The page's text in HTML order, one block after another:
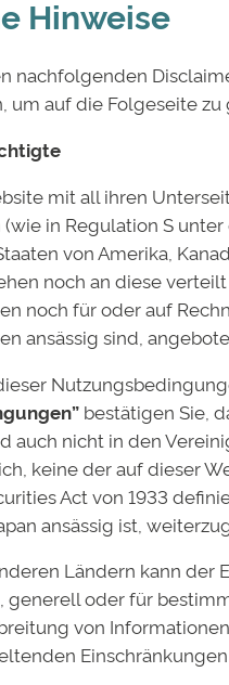
Deutsche Bildung lädt
wie Teamfähigkeit und
die in einer sich rasch
dass Studenten neben
Bildung. Studenten, die
Vorträgen und
in ein erfolgreiches
letzten zwei Jahren habe
Ergebnissen der AOK-
zu den häufigsten
„Skilling me softly“
entspannten Rahmen
direkt mit den
Bildung organisierte
Chancen der per
und
in nachrückende
Hinweise
nachfolgenden
um auf die Folgeseite zu
mit all ihren
(wie in Regulation S
von Amerika,
noch an diese
noch für oder auf
ansässig sind,
bestätigen Sie,
auch nicht in den
keine der auf dieser
Act von 1933
ansässig ist,
Ländern kann der
oder für
von